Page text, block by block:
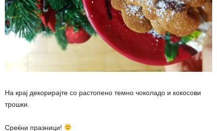
На крај декорирајте со растопено темно чоколадо и кокосови
трошки.
Среќни празници!